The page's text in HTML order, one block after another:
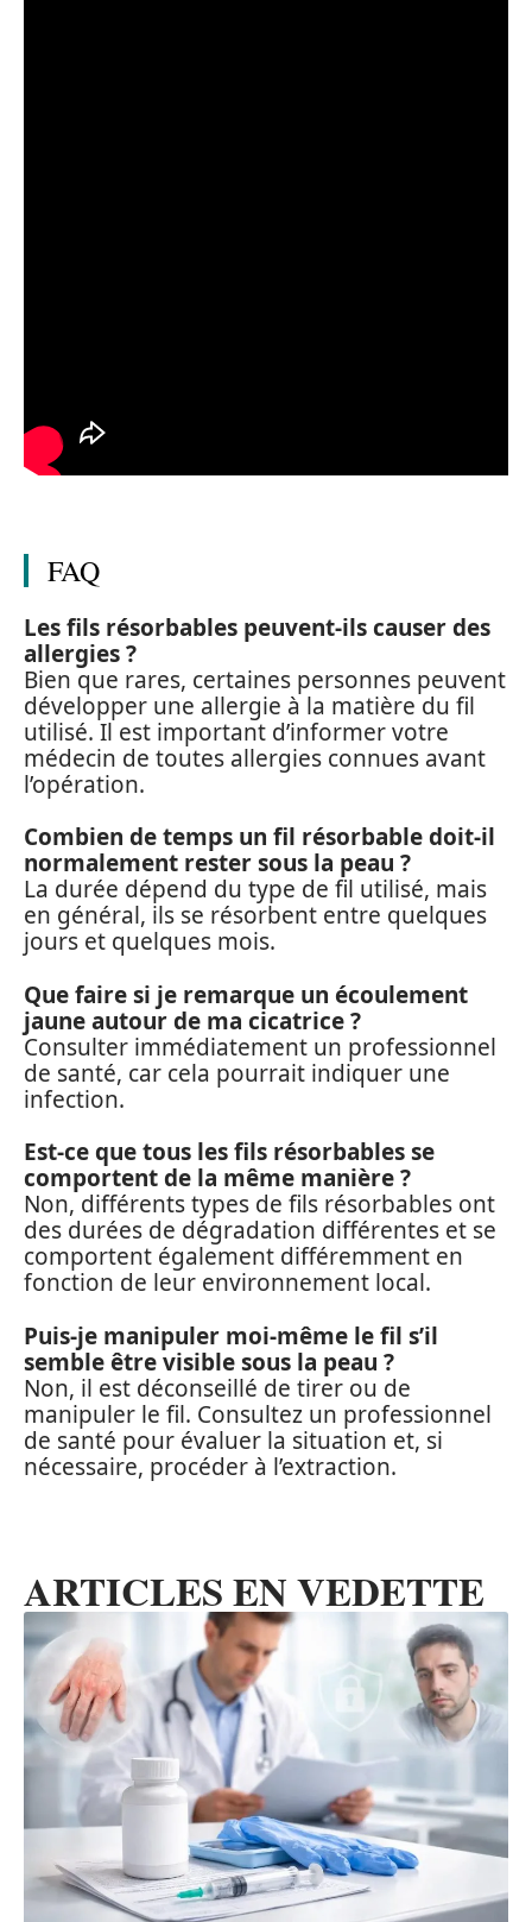
FAQ
Les fils résorbables peuvent-ils causer des
allergies ?
Bien que rares, certaines personnes peuvent
développer une allergie à la matière du fil
utilisé. Il est important d’informer votre
médecin de toutes allergies connues avant
l’opération.
Combien de temps un fil résorbable doit-il
normalement rester sous la peau ?
La durée dépend du type de fil utilisé, mais
en général, ils se résorbent entre quelques
jours et quelques mois.
Que faire si je remarque un écoulement
jaune autour de ma cicatrice ?
Consulter immédiatement un professionnel
de santé, car cela pourrait indiquer une
infection.
Est-ce que tous les fils résorbables se
comportent de la même manière ?
Non, différents types de fils résorbables ont
des durées de dégradation différentes et se
comportent également différemment en
fonction de leur environnement local.
Puis-je manipuler moi-même le fil s’il
semble être visible sous la peau ?
Non, il est déconseillé de tirer ou de
manipuler le fil. Consultez un professionnel
de santé pour évaluer la situation et, si
nécessaire, procéder à l’extraction.
ARTICLES EN VEDETTE